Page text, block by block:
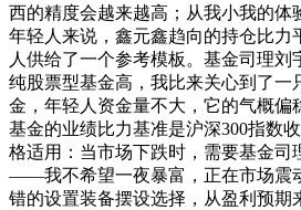
西的精度会越来越高；从我小我的
年轻人来说，鑫元鑫趋向的持仓比
人供给了一个参考模板。基金司理
纯股票型基金高，我比来关心到了一
金，年轻人资金量不大，它的气概偏
基金的业绩比力基准是沪深300指数
格适用：当市场下跌时，需要基金司
——我不希望一夜暴富，正在市场震
错的设置装备摆设选择，从盈利预期